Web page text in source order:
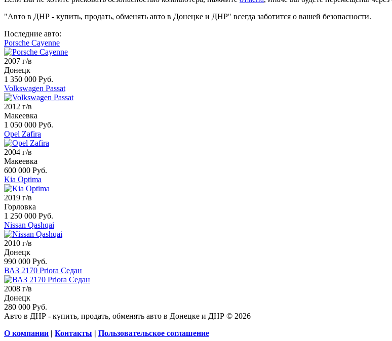
"Авто в ДНР - купить, продать, обменять авто в Донецке и ДНР" всегда заботится о вашей безопасности.
Последние авто:
Porsche Cayenne
2007 г/в
Донецк
1 350 000 Руб.
Volkswagen Passat
2012 г/в
Макеевка
1 050 000 Руб.
Opel Zafira
2004 г/в
Макеевка
600 000 Руб.
Kia Optima
2019 г/в
Горловка
1 250 000 Руб.
Nissan Qashqai
2010 г/в
Донецк
990 000 Руб.
ВАЗ 2170 Priora Седан
2008 г/в
Донецк
280 000 Руб.
Авто в ДНР - купить, продать, обменять авто в Донецке и ДНР © 2026
О компании | Контакты | Пользовательское соглашение